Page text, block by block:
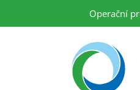
Operační